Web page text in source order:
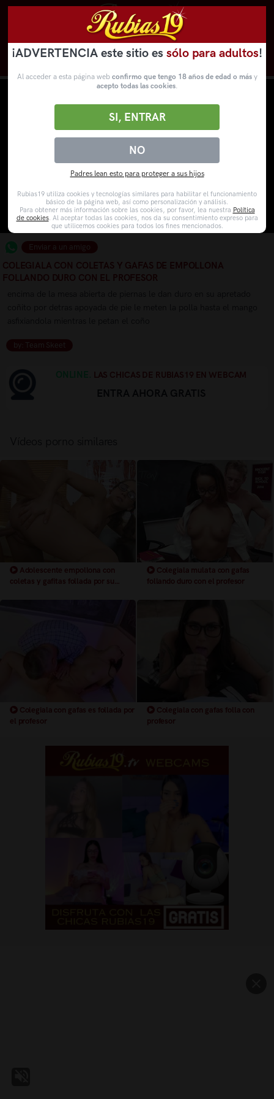
Enviar a un amigo
COLEGIALA CON COLETAS Y GAFAS DE EMPOLLONA
FOLLANDO DURO CON EL PROFESOR
by: Team Skeet
ONLINE. LAS CHICAS DE RUBIAS19 EN WEBCAM
Adolescente empollona con
coletas y gafitas follada por su
Colegiala mulata con gafas
follando duro con el profesor
Colegiala con gafas es follada por
el profesor
Colegiala con gafas folla con
profesor
¡ADVERTENCIA este sitio es sólo para adultos!
Al acceder a esta página web confirmo que tengo 18 años de edad o másy
acepto todas las cookies.
NO
SI, ENTRAR
Padres lean esto para proteger a sus hijos
Rubias19 utiliza cookies y tecnologías similares para habilitar el funcionamiento
básico de la página web, así como personalización y análisis.
Para obtener más información sobre las cookies, por favor, lea nuestra Política
de cookies. Al aceptar todas las cookies, nos da su consentimiento expreso para
que utilicemos cookies para todos los fines mencionados.